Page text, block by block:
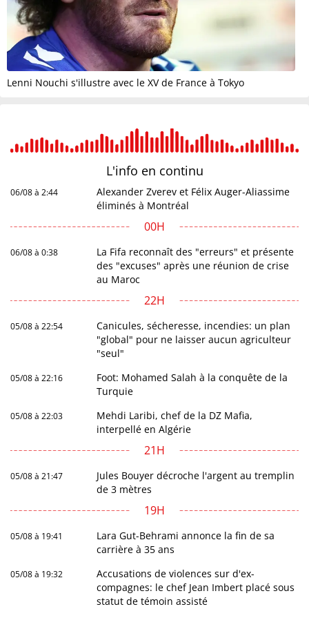
Lenni Nouchi s'illustre avec le XV de France à Tokyo
L'info en continu
06/08 à 2:44
Alexander Zverev et Félix Auger-Aliassime
éliminés à Montréal
00H
06/08 à 0:38
La Fifa reconnaît des "erreurs" et présente
des "excuses" après une réunion de crise
au Maroc
22H
05/08 à 22:54
Canicules, sécheresse, incendies: un plan
"global" pour ne laisser aucun agriculteur
"seul"
05/08 à 22:16
Foot: Mohamed Salah à la conquête de la
Turquie
05/08 à 22:03
Mehdi Laribi, chef de la DZ Mafia,
interpellé en Algérie
21H
05/08 à 21:47
Jules Bouyer décroche l'argent au tremplin
de 3 mètres
19H
05/08 à 19:41
Lara Gut-Behrami annonce la fin de sa
carrière à 35 ans
05/08 à 19:32
Accusations de violences sur d'ex-
compagnes: le chef Jean Imbert placé sous
statut de témoin assisté